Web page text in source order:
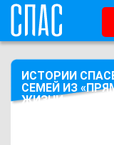
ИСТОРИИ
СЕМЕЙ ИЗ
ЖИЗНИ»